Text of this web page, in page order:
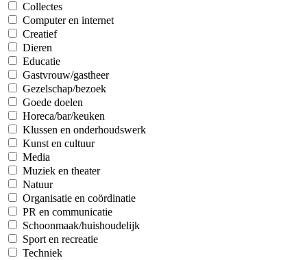
Collectes
Computer en internet
Creatief
Dieren
Educatie
Gastvrouw/gastheer
Gezelschap/bezoek
Goede doelen
Horeca/bar/keuken
Klussen en onderhoudswerk
Kunst en cultuur
Media
Muziek en theater
Natuur
Organisatie en coördinatie
PR en communicatie
Schoonmaak/huishoudelijk
Sport en recreatie
Techniek